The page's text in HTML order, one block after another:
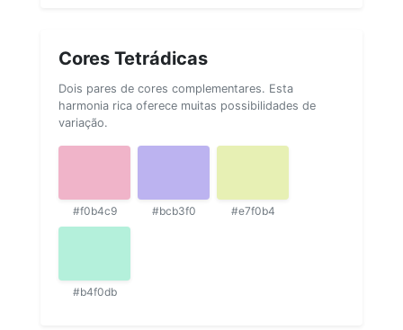
Cores Tetrádicas
Dois pares de cores complementares. Esta
harmonia rica oferece muitas possibilidades de
variação.
#f0b4c9 #bcb3f0 #e7f0b4
#b4f0db